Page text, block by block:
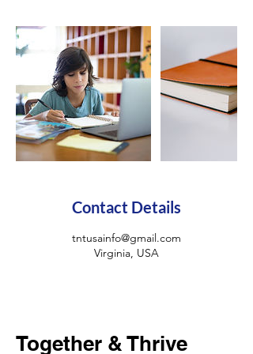
Contact Details
tntusainfo@gmail.com
Virginia, USA
Together & Thrive